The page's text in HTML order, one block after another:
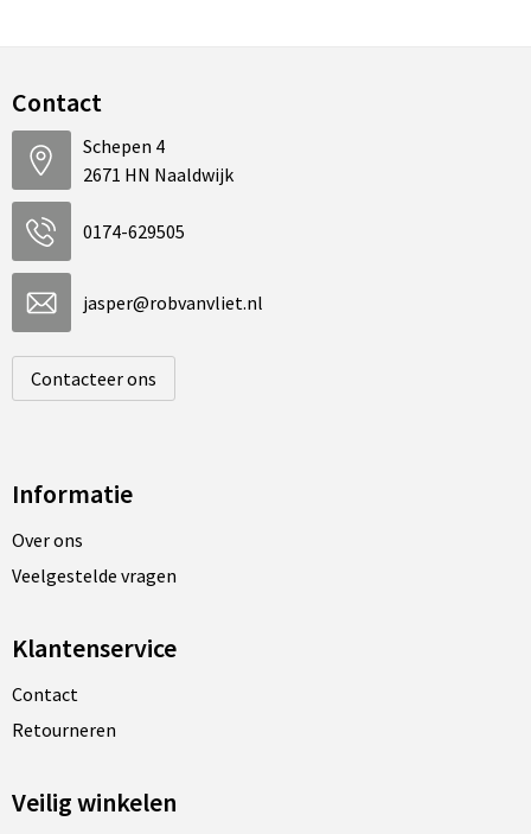
Contact
Schepen 4
2671 HN Naaldwijk
0174-629505
jasper@robvanvliet.nl
Contacteer ons
Informatie
Over ons
Veelgestelde vragen
Klantenservice
Contact
Retourneren
Veilig winkelen